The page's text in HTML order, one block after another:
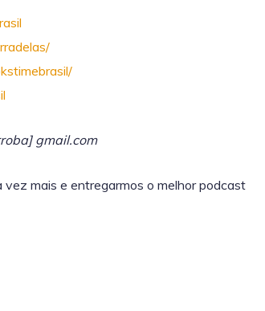
gmail.com
mais e entregarmos o melhor podcast